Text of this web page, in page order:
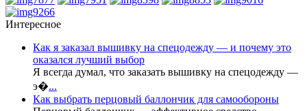
Интересное
Как я заказал вышивку на спецодежду — и почему это
оказался лучший выбор
Я всегда думал, что заказать вышивку на спецодежду —
э�...
Как выбрать перцовый баллончик для самообороны